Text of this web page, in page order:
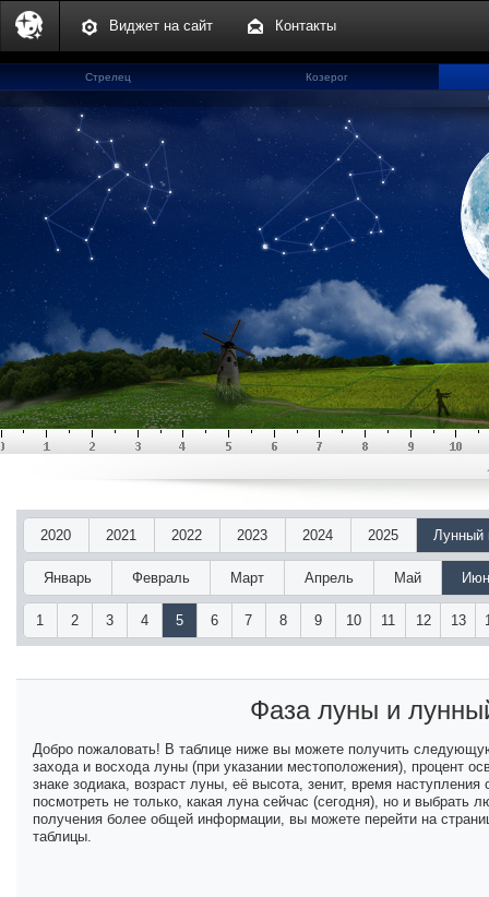
Виджет на сайт Контакты
Стрелец
Козерог
2020 2021 2022 2023 2024 2025 Лунный
Январь Февраль Март Апрель Май
1 2 3 4 5 6 7 8 9 10 11 12 13
Фаза луны и
Добро пожаловать! В таблице ниже вы можете получить
захода и восхода луны (при указании местоположения), процент
знаке зодиака, возраст луны, её высота, зенит, время
посмотреть не только, какая луна сейчас (сегодня), но и
получения более общей информации, вы можете перейти на
таблицы.